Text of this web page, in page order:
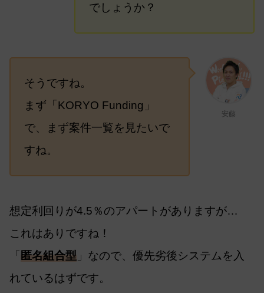
でしょうか？
安藤
そうですね。
まず「KORYO Funding」
で、まず案件一覧を見たいで
すね。
想定利回りが4.5％のアパートがありますが…
これはありですね！
「 匿名組合型 」なので、優先劣後システムを入
れているはずです。